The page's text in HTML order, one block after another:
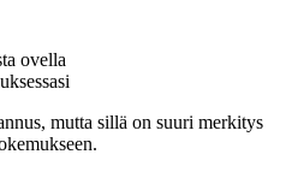
ovella
mutta sillä on suuri merkitys